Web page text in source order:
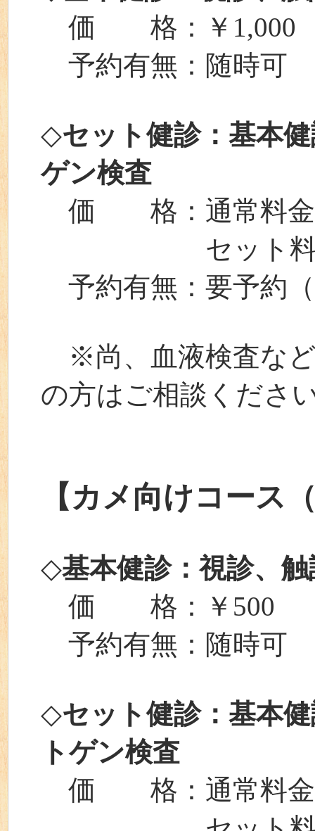
価 格：￥1,000
予約有無：随時可
◇セット健診：基本
ゲン検査
価 格：通常料金
セット料金⇒
予約有無：要予約
※尚、血液検査な
の方はご相談くださ
【カメ向けコース
◇基本健診：視診、
価 格：￥500
予約有無：随時可
◇セット健診：基本
トゲン検査
価 格：通常料金